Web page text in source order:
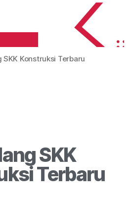
SKK Konstruksi Terbaru
SKK
Terbaru